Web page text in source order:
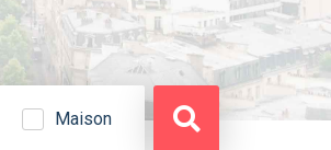
Maison